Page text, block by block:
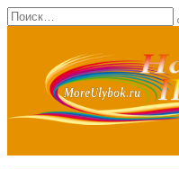
Перейти
к
Search
for: